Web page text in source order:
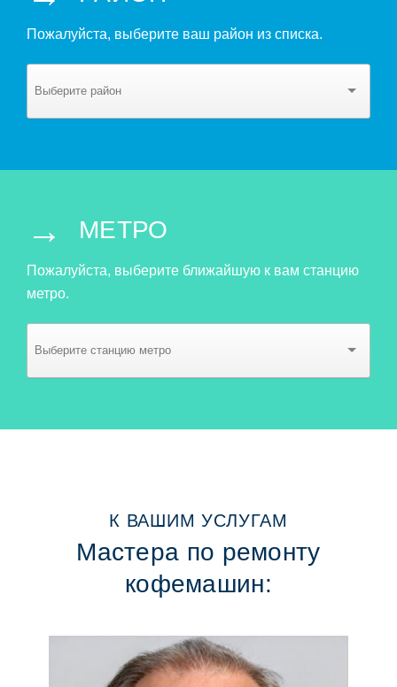
Пожалуйста, выберите ваш район из списка.
→ МЕТРО
Пожалуйста, выберите ближайшую к вам станцию
метро.
К ВАШИМ УСЛУГАМ
Мастера по ремонту
кофемашин: